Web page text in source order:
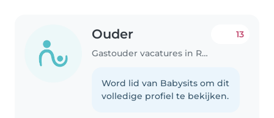
Ouder
Gastouder vacatures in Rotterdam
13
Word lid van Babysits om dit
volledige profiel te bekijken.